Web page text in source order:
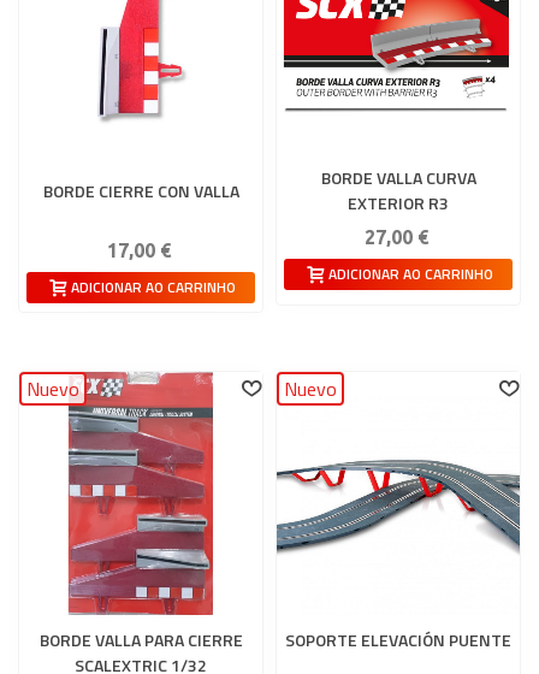
BORDE CIERRE CON VALLA
17,00 €
ADICIONAR AO CARRINHO
BORDE VALLA CURVA
EXTERIOR R3
27,00 €
ADICIONAR AO CARRINHO
Nuevo
BORDE VALLA PARA CIERRE
SCALEXTRIC 1/32
Nuevo
SOPORTE ELEVACIÓN PUENTE